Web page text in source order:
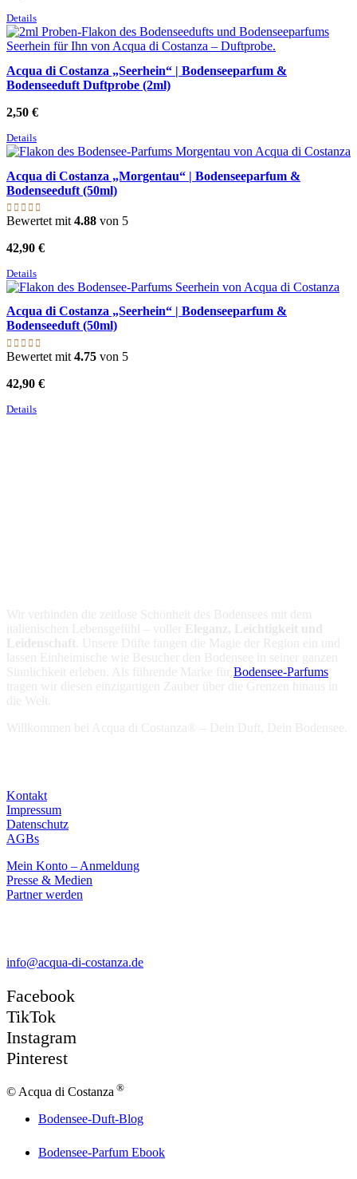
Details
Acqua di Costanza „Seerhein“ | Bodenseeparfum &
Bodenseeduft Duftprobe (2ml)
2,50 €
Details
Acqua di Costanza „Morgentau“ | Bodenseeparfum &
Bodenseeduft (50ml)
Bewertet mit 4.88 von 5
42,90 €
Details
Acqua di Costanza „Seerhein“ | Bodenseeparfum &
Bodenseeduft (50ml)
Bewertet mit 4.75 von 5
42,90 €
Details
Bodensee-Parfums
Kontakt
Impressum
Datenschutz
AGBs
Mein Konto – Anmeldung
Presse & Medien
Partner werden
info@acqua-di-costanza.de
Facebook
TikTok
Instagram
Pinterest
© Acqua di Costanza ®
Bodensee-Duft-Blog
Bodensee-Parfum Ebook